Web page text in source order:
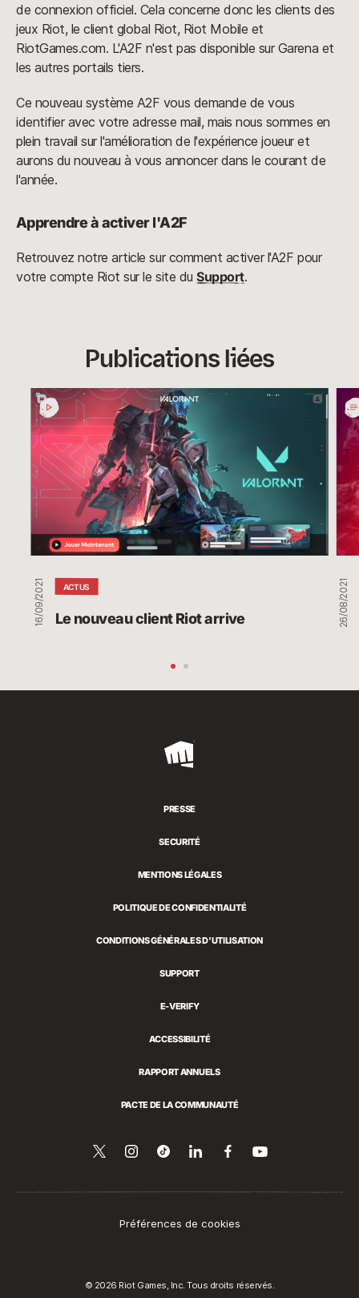
de connexion officiel. Cela concerne donc les clients des
jeux Riot, le client global Riot, Riot Mobile et
RiotGames.com. L'A2F n'est pas disponible sur Garena et
les autres portails tiers.
Ce nouveau système A2F vous demande de vous
identifier avec votre adresse mail, mais nous sommes en
plein travail sur l'amélioration de l'expérience joueur et
aurons du nouveau à vous annoncer dans le courant de
l'année.
Apprendre à activer l'A2F
Retrouvez notre article sur comment activer l'A2F pour
votre compte Riot sur le site duSupport.
Publications liées
Le
nouveau
client
Riot
arrive
ACTUS
Le nouveau client Riot arrive
16/09/2021
Riot
26/08/2021
Riot
PRESSE
SECURITÉ
MENTIONS LÉGALES
POLITIQUE DE CONFIDENTIALITÉ
CONDITIONS GÉNÉRALES D'UTILISATION
SUPPORT
E-VERIFY
ACCESSIBILITÉ
RAPPORT ANNUELS
PACTE DE LA COMMUNAUTÉ
Suivez-
Follow
Follow
Partager
Suivez-Regarder
sur
Préférences de cookies
© 2026 Riot Games, Inc. Tous droits réservés.